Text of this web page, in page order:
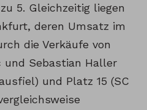
5. Gleichzeitig liegen
deren Umsatz im
die Verkäufe von
und Sebastian Haller
und Platz 15 (SC